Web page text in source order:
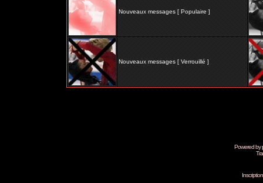
Nouveaux messages [ Populaire ]
Nouveaux messages [ Verrouillé ]
Powered by